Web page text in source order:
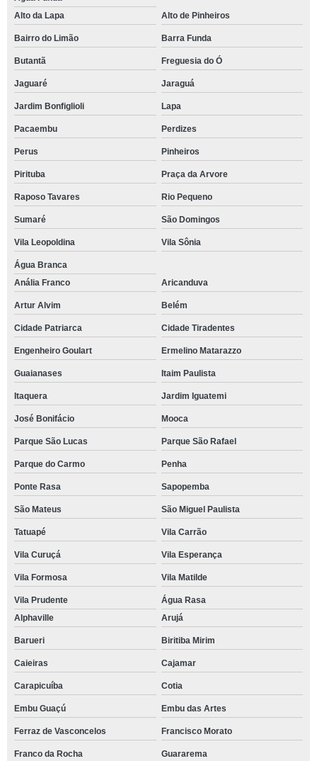
Alto da Lapa
Alto de Pinheiros
Bairro do Limão Barra Funda
Butantã Freguesia do Ó
Jaguaré Jaraguá
Jardim Bonfiglioli Lapa
Pacaembu Perdizes
Perus Pinheiros
Pirituba Praça da Arvore
Raposo Tavares Rio Pequeno
Sumaré São Domingos
Vila Leopoldina Vila Sônia
Água Branca
Anália Franco
Aricanduva
Artur Alvim Belém
Cidade Patriarca Cidade Tiradentes
Engenheiro Goulart Ermelino Matarazzo
Guaianases Itaim Paulista
Itaquera Jardim Iguatemi
José Bonifácio Mooca
Parque São Lucas Parque São Rafael
Parque do Carmo Penha
Ponte Rasa Sapopemba
São Mateus São Miguel Paulista
Tatuapé Vila Carrão
Vila Curuçá Vila Esperança
Vila Formosa Vila Matilde
Vila Prudente
Água Rasa
Alphaville
Arujá
Barueri Biritiba Mirim
Caieiras Cajamar
Carapicuíba Cotia
Embu Guaçú Embu das Artes
Ferraz de Vasconcelos Francisco Morato
Franco da Rocha Guararema